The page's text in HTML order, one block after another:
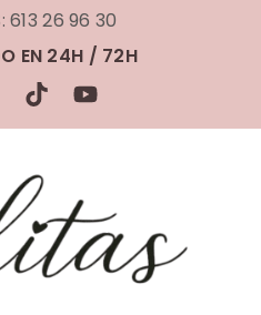
613 26 96 30
EN 24H / 72H